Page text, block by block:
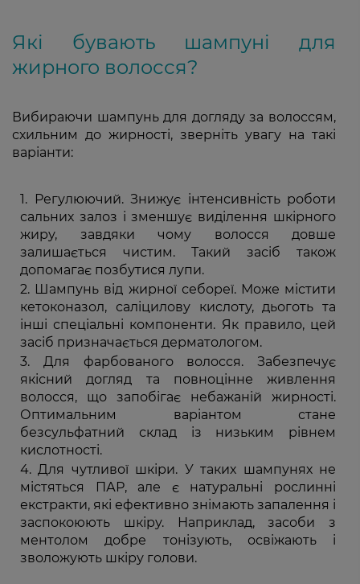
Які бувають шампуні для
жирного волосся?
Вибираючи шампунь для догляду за волоссям,
схильним до жирності, зверніть увагу на такі
варіанти:
Регулюючий. Знижує інтенсивність роботи
сальних залоз і зменшує виділення шкірного
жиру, завдяки чому волосся довше
залишається чистим. Такий засіб також
допомагає позбутися лупи.
Шампунь від жирної себореї. Може містити
кетоконазол, саліцилову кислоту, дьоготь та
інші спеціальні компоненти. Як правило, цей
засіб призначається дерматологом.
Для фарбованого волосся. Забезпечує
якісний догляд та повноцінне живлення
волосся, що запобігає небажаній жирності.
Оптимальним варіантом стане
безсульфатний склад із низьким рівнем
кислотності.
Для чутливої шкіри. У таких шампунях не
містяться ПАР, але є натуральні рослинні
екстракти, які ефективно знімають запалення і
заспокоюють шкіру. Наприклад, засоби з
ментолом добре тонізують, освіжають і
зволожують шкіру голови.